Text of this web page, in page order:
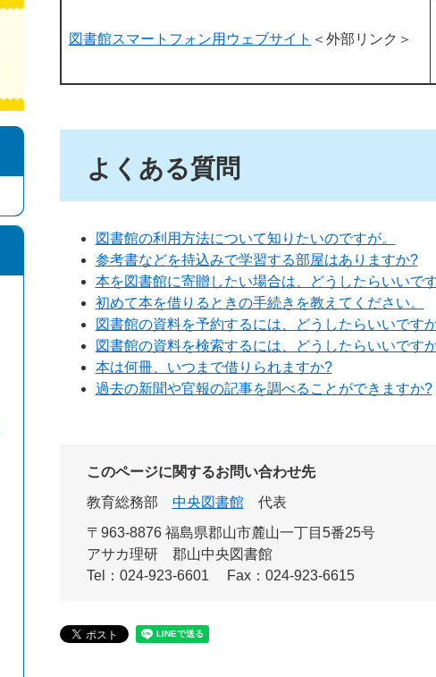
図書館スマートフォン用ウェブサイト ＜外部リンク＞
よくある質問
図書館の利用方法について知りたいのですが。
参考書などを持込みで学習する部屋はありますか?
本を図書館に寄贈したい場合は、どうしたらいいで
初めて本を借りるときの手続きを教えてください。
図書館の資料を予約するには、どうしたらいいです
図書館の資料を検索するには、どうしたらいいです
本は何冊、いつまで借りられますか?
過去の新聞や官報の記事を調べることができますか?
このページに関するお問い合わせ先
教育総務部
中央図書館
代表
〒963-8876 福島県郡山市麓山一丁目5番25号
アサカ理研 郡山中央図書館
Tel：024-923-6601
Fax：024-923-6615